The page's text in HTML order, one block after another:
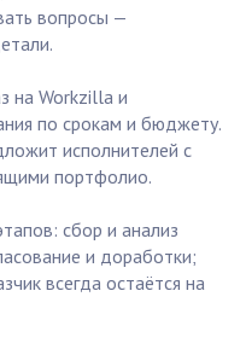
вопросы —
на Workzilla и
по срокам и бюджету.
исполнителей с
портфолио.
сбор и анализ
и доработки;
всегда остаётся на